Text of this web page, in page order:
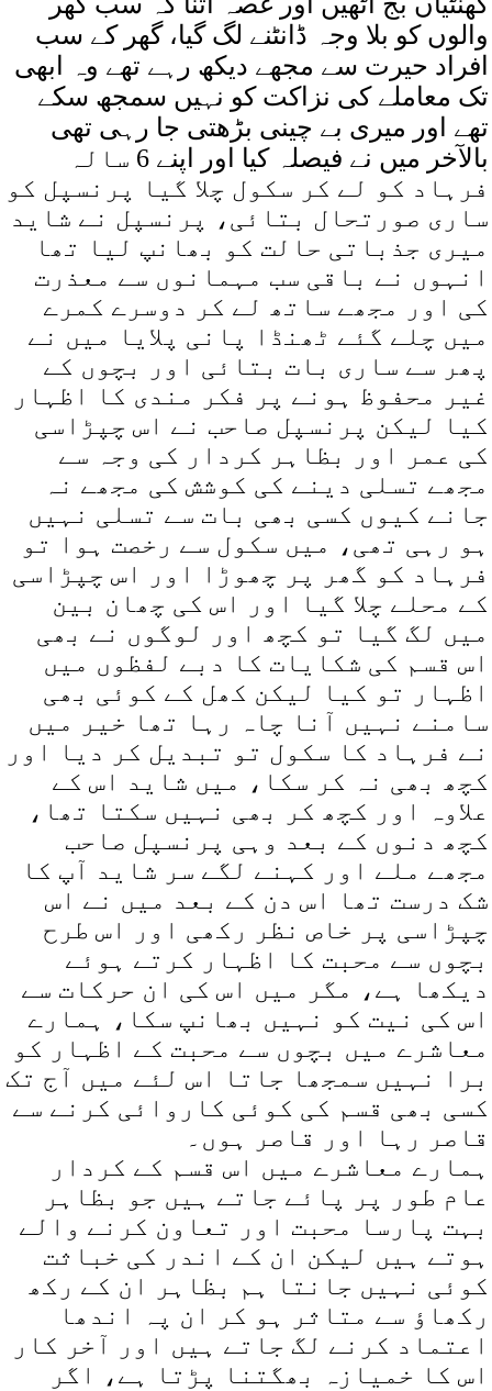
والوں کو بلا وجہ ڈانٹنے لگ گیا، گھر کے سب
افراد حیرت سے مجھے دیکھ رہے تھے وہ ابھی
تک معاملے کی نزاکت کو نہیں سمجھ سکے
تھے اور میری بے چینی بڑھتی جا رہی تھی
بالآخر میں نے فیصلہ کیا اور اپنے 6 سالہ
فرہاد کو لے کر سکول چلا گیا پرنسپل کو
ساری صورتحال بتائی، پرنسپل نے شاید
میری جذباتی حالت کو بھانپ لیا تھا
انہوں نے باقی سب مہمانوں سے معذرت
کی اور مجھے ساتھ لے کر دوسرے کمرے
میں چلے گئے ٹھنڈا پانی پلایا میں نے
پھر سے ساری بات بتائی اور بچوں کے
غیر محفوظ ہونے پر فکر مندی کا اظہار
کیا لیکن پرنسپل صاحب نے اس چپڑاسی
کی عمر اور بظاہر کردار کی وجہ سے
مجھے تسلی دینے کی کوشش کی مجھے نہ
جانے کیوں کسی بھی بات سے تسلی نہیں
ہو رہی تھی، میں سکول سے رخصت ہوا تو
فرہاد کو گھر پر چھوڑا اور اس چپڑاسی
کے محلے چلا گیا اور اس کی چھان بین
میں لگ گیا تو کچھ اور لوگوں نے بھی
اس قسم کی شکایات کا دبے لفظوں میں
اظہار تو کیا لیکن کھل کے کوئی بھی
سامنے نہیں آنا چاہ رہا تھا خیر میں
نے فرہاد کا سکول تو تبدیل کر دیا اور
کچھ بھی نہ کر سکا، میں شاید اس کے
علاوہ اور کچھ کر بھی نہیں سکتا تھا،
کچھ دنوں کے بعد وہی پرنسپل صاحب
مجھے ملے اور کہنے لگے سر شاید آپ کا
شک درست تھا اس دن کے بعد میں نے اس
چپڑاسی پر خاص نظر رکھی اور اس طرح
بچوں سے محبت کا اظہار کرتے ہوئے
دیکھا ہے، مگر میں اس کی ان حرکات سے
اس کی نیت کو نہیں بھانپ سکا، ہمارے
معاشرے میں بچوں سے محبت کے اظہار کو
برا نہیں سمجھا جاتا اس لئے میں آج تک
کسی بھی قسم کی کوئی کاروائی کرنے سے
قاصر رہا اور قاصر ہوں۔
ہمارے معاشرے میں اس قسم کے کردار
عام طور پر پائے جاتے ہیں جو بظاہر
بہت پارسا محبت اور تعاون کرنے والے
ہوتے ہیں لیکن ان کے اندر کی خباثت
کوئی نہیں جانتا ہم بظاہر ان کے رکھ
رکھاؤ سے متاثر ہو کر ان پہ اندھا
اعتماد کرنے لگ جاتے ہیں اور آخر کار
اس کا خمیازہ بھگتنا پڑتا ہے، اگر